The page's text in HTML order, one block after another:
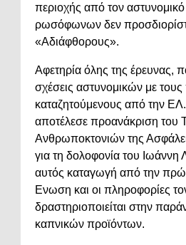
περιοχής από τον αστυνομικό
ρωσόφωνων δεν
«Αδιάφθορους».
Αφετηρία όλης της έρευνας,
σχέσεις αστυνομικών με
καταζητούμενους από την
αποτέλεσε προανάκριση του
Ανθρωποκτονιών της
για τη δολοφονία του Ιωάννη
αυτός καταγωγή από την
Ενωση και οι πληροφορίες
δραστηριοποιείται στην
καπνικών προϊόντων.